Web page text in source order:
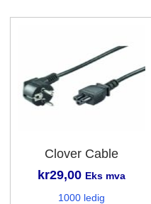
Clover Cable
kr29,00 Eks mva
1000 ledig